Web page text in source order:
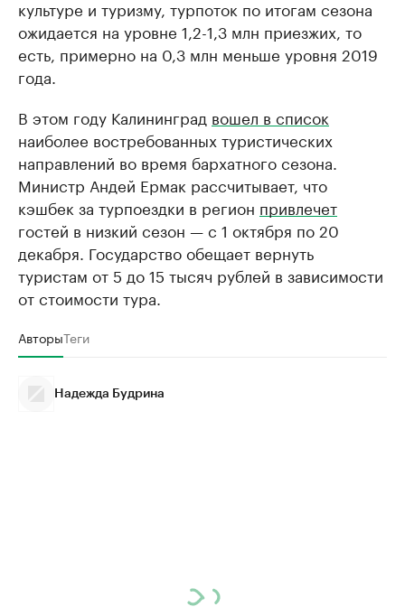
культуре и туризму, турпоток по итогам сезона
ожидается на уровне 1,2-1,3 млн приезжих, то
есть, примерно на 0,3 млн меньше уровня 2019
года.
В этом году Калининград вошел в список
наиболее востребованных туристических
направлений во время бархатного сезона.
Министр Андей Ермак рассчитывает, что
кэшбек за турпоездки в регион привлечет
гостей в низкий сезон — с 1 октября по 20
декабря. Государство обещает вернуть
туристам от 5 до 15 тысяч рублей в зависимости
от стоимости тура.
АвторыТеги
Надежда Будрина